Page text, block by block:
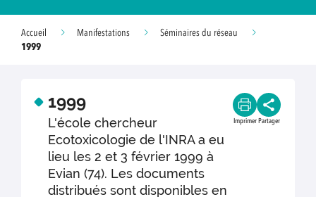
Accueil Manifestations
Séminaires du réseau
1999
1999
L'école chercheur
Ecotoxicologie de l'INRA a eu
lieu les 2 et 3 février 1999 à
Evian (74). Les documents
distribués sont disponibles en
Imprimer Partager